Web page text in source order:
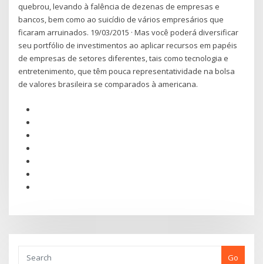
quebrou, levando à falência de dezenas de empresas e
bancos, bem como ao suicídio de vários empresários que
ficaram arruinados. 19/03/2015 · Mas você poderá diversificar
seu portfólio de investimentos ao aplicar recursos em papéis
de empresas de setores diferentes, tais como tecnologia e
entretenimento, que têm pouca representatividade na bolsa
de valores brasileira se comparados à americana.
Go